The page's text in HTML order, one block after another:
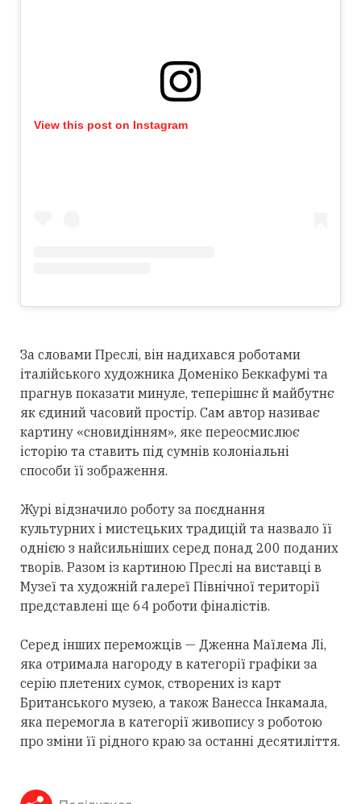
View this post on Instagram
За словами Преслі, він надихався роботами
італійського художника Доменіко Беккафумі та
прагнув показати минуле, теперішнє й майбутнє
як єдиний часовий простір. Сам автор називає
картину «сновидінням», яке переосмислює
історію та ставить під сумнів колоніальні
способи її зображення.
Журі відзначило роботу за поєднання
культурних і мистецьких традицій та назвало її
однією з найсильніших серед понад 200 поданих
творів. Разом із картиною Преслі на виставці в
Музеї та художній галереї Північної території
представлені ще 64 роботи фіналістів.
Серед інших переможців — Дженна Маїлема Лі,
яка отримала нагороду в категорії графіки за
серію плетених сумок, створених із карт
Британського музею, а також Ванесса Інкамала,
яка перемогла в категорії живопису з роботою
про зміни її рідного краю за останні десятиліття.